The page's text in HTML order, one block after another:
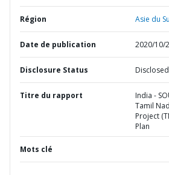
Région Asie du
Date de publication 2020/10/
Disclosure Status Disclosed
Titre du rapport
India -
Tamil
Project
Plan
Mots clé